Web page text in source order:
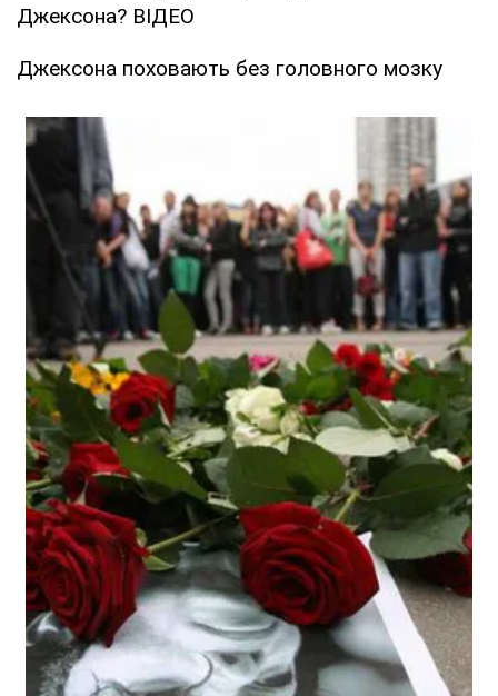
Джексона? ВІДЕО
Джексона поховають без головного мозку